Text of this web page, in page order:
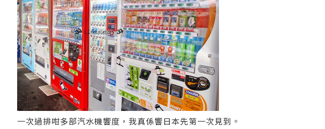
一次過排咁多部汽水機響度，我真係響日本先第一次見到。